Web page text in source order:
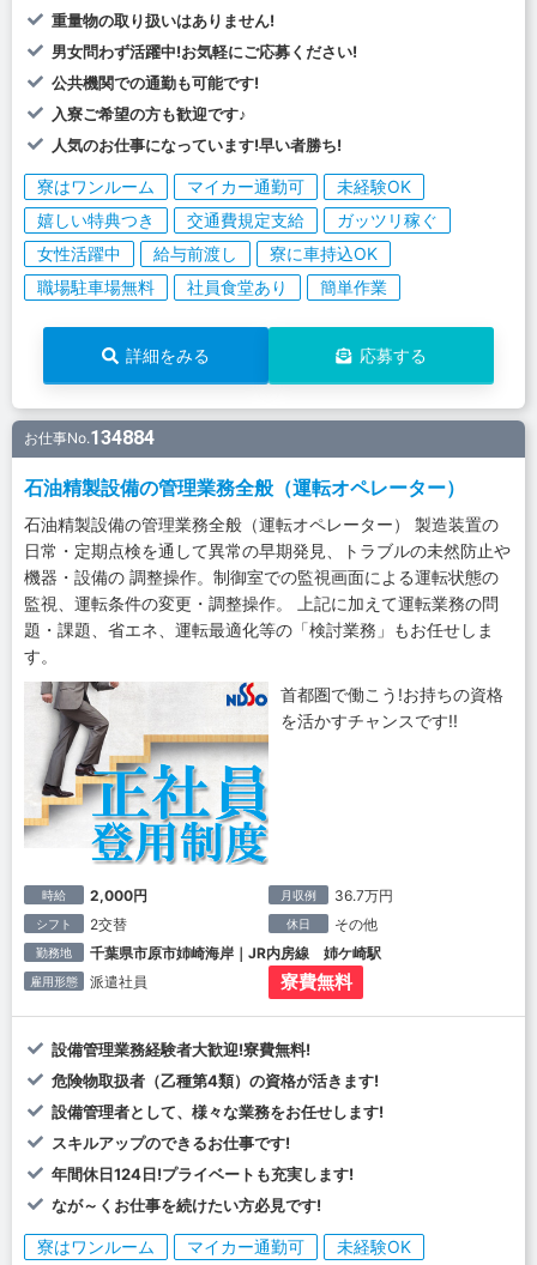
重量物の取り扱いはありません!
男女問わず活躍中!お気軽にご応募ください!
公共機関での通勤も可能です!
入寮ご希望の方も歓迎です♪
人気のお仕事になっています!早い者勝ち!
寮はワンルーム マイカー通勤可
未経験OK
嬉しい特典つき
交通費規定支給
ガッツリ稼ぐ
女性活躍中
給与前渡し
寮に車持込OK
職場駐車場無料
社員食堂あり 簡単作業
詳細をみる 応募する
お仕事No.134884
石油精製設備の管理業務全般（運転オペレーター）
石油精製設備の管理業務全般（運転オペレーター） 製造装置の
日常・定期点検を通して異常の早期発見、トラブルの未然防止や
機器・設備の 調整操作。制御室での監視画面による運転状態の
監視、運転条件の変更・調整操作。 上記に加えて運転業務の問
題・課題、省エネ、運転最適化等の「検討業務」もお任せしま
す。
首都圏で働こう!お持ちの資格
を活かすチャンスです!!
時給 2,000円 月収例 36.7万円
シフト 2交替 休日 その他
勤務地 千葉県市原市姉崎海岸｜JR内房線 姉ケ崎駅
雇用形態 派遣社員 寮費無料
設備管理業務経験者大歓迎!寮費無料!
危険物取扱者（乙種第4類）の資格が活きます!
設備管理者として、様々な業務をお任せします!
スキルアップのできるお仕事です!
年間休日124日!プライベートも充実します!
なが～くお仕事を続けたい方必見です!
寮はワンルーム マイカー通勤可 未経験OK